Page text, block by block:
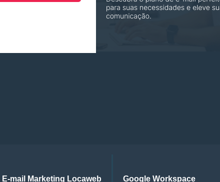
E-mail Marketing Locaweb Google Workspace